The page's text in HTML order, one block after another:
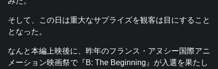
そして、この日は重大なサプライズを観客は目にすること
となった。
なんと本編上映後に、昨年のフランス・アヌシー国際アニ
メーション映画祭で『B: The Beginning』が入選を果たし